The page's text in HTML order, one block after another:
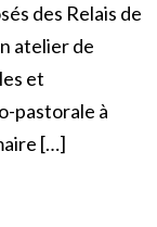
des Relais de
atelier de
et
pastorale à
[…]